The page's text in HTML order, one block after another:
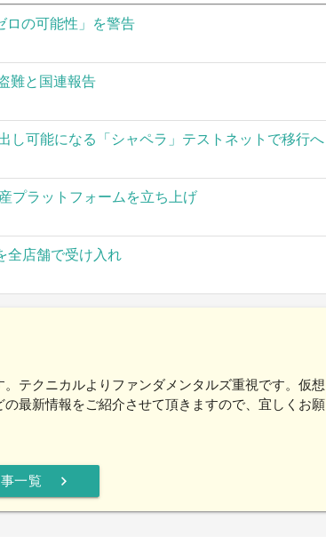
ロの可能性」を警告
難と国連報告
し可能になる「シャペラ」テストネットで移行へ
プラットフォームを立ち上げ
全店舗で受け入れ
テクニカルよりファンダメンタルズ重視です。仮想
最新情報をご紹介させて頂きますので、宜しくお願
一覧 chevron_right